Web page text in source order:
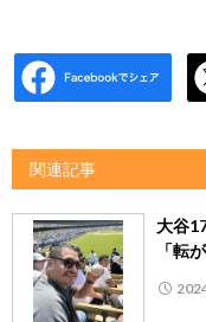
関連記事
大谷
「転